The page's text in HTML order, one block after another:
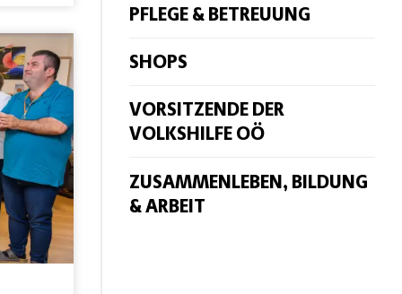
PFLEGE & BETREUUNG
SHOPS
VORSITZENDE DER
VOLKSHILFE OÖ
ZUSAMMENLEBEN, BILDUNG
& ARBEIT